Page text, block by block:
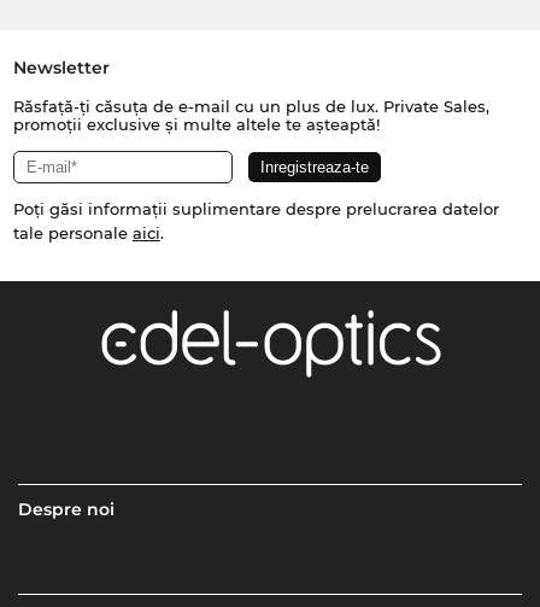
Newsletter
Răsfață-ți căsuța de e-mail cu un plus de lux. Private Sales,
promoții exclusive și multe altele te așteaptă!
Poți găsi informații suplimentare despre prelucrarea datelor
tale personale aici.
Despre noi